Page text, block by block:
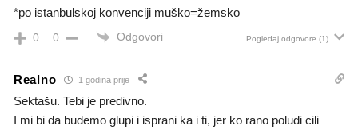
*po istanbulskoj konvenciji muško=žemsko
0 0 Odgovori Pogledaj odgovore (1)
Realno 1 godina prije
Sektašu. Tebi je predivno.
I mi bi da budemo glupi i isprani ka i ti, jer ko rano poludi cili